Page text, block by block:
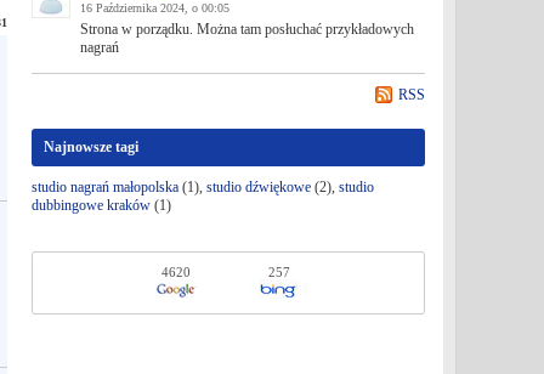
16 Października 2024, o 00:05
Strona w porządku. Można tam posłuchać przykładowych
nagrań
RSS
Najnowsze tagi
studio nagrań małopolska(1), studio dźwiękowe(2), studio
dubbingowe kraków(1)
4620 257